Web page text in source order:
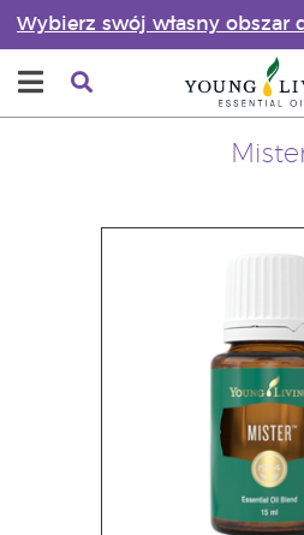
Wybierz swój własny obszar